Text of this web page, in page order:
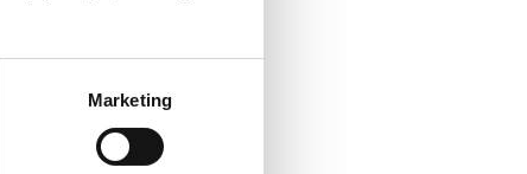
Marketing